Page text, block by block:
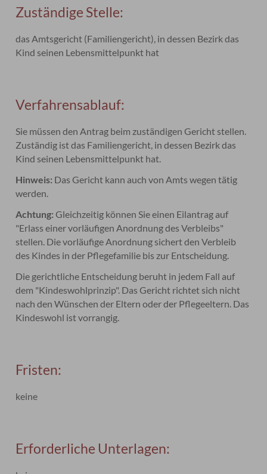
Zuständige Stelle:
das Amtsgericht (Familiengericht), in dessen Bezirk das
Kind seinen Lebensmittelpunkt hat
Verfahrensablauf:
Sie müssen den Antrag beim zuständigen Gericht stellen.
Zuständig ist das Familiengericht, in dessen Bezirk das
Kind seinen Lebensmittelpunkt hat.
Hinweis: Das Gericht kann auch von Amts wegen tätig
werden.
Achtung: Gleichzeitig können Sie einen Eilantrag auf
"Erlass einer vorläufigen Anordnung des Verbleibs"
stellen. Die vorläufige Anordnung sichert den Verbleib
des Kindes in der Pflegefamilie bis zur Entscheidung.
Die gerichtliche Entscheidung beruht in jedem Fall auf
dem "Kindeswohlprinzip". Das Gericht richtet sich nicht
nach den Wünschen der Eltern oder der Pflegeeltern. Das
Kindeswohl ist vorrangig.
Fristen:
keine
Erforderliche Unterlagen: